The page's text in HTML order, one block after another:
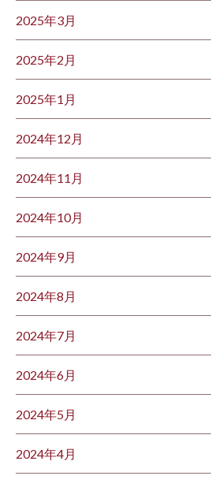
2025年3月
2025年2月
2025年1月
2024年12月
2024年11月
2024年10月
2024年9月
2024年8月
2024年7月
2024年6月
2024年5月
2024年4月